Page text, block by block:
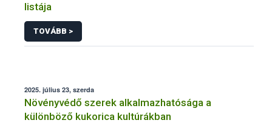
listája
TOVÁBB >
2025. július 23, szerda
Növényvédő szerek alkalmazhatósága a
különböző kukorica kultúrákban